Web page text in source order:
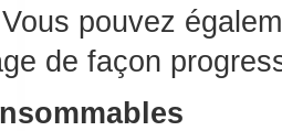
pouvez
de façon